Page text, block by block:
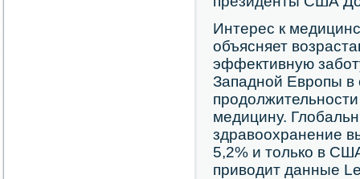
Интерес к
объясняет
эффективную
Западной Европы в
медицину.
здравоохранение
5,2% и только в
приводит данные